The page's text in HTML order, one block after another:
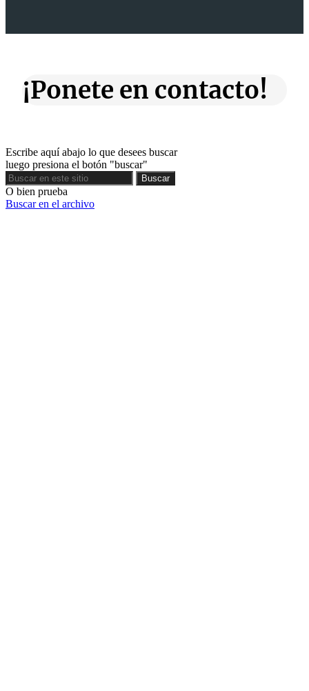
¡Ponete en contacto!
Escribe aquí abajo lo que desees buscar
luego presiona el botón "buscar"
Buscar
Buscar
O bien prueba
Buscar en el archivo